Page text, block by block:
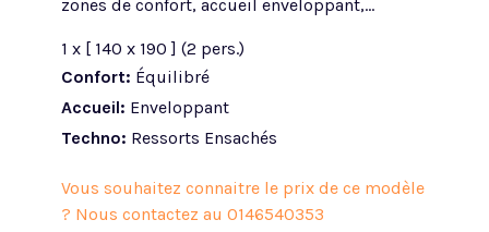
zones de confort, accueil enveloppant,...
1 x [ 140 x 190 ] (2 pers.)
Confort: Équilibré
Accueil: Enveloppant
Techno: Ressorts Ensachés
Vous souhaitez connaitre le prix de ce modèle
? Nous contactez au 0146540353